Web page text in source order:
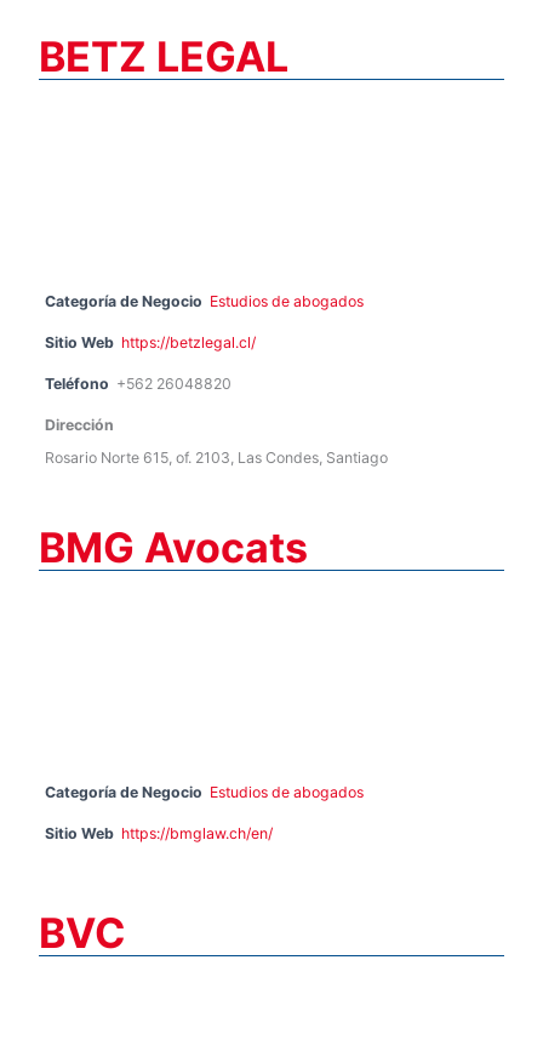
BETZ LEGAL
Categoría de Negocio Estudios de abogados
Sitio Web https://betzlegal.cl/
Teléfono +562 26048820
Dirección
Rosario Norte 615, of. 2103, Las Condes, Santiago
BMG Avocats
Categoría de Negocio Estudios de abogados
Sitio Web https://bmglaw.ch/en/
BVC